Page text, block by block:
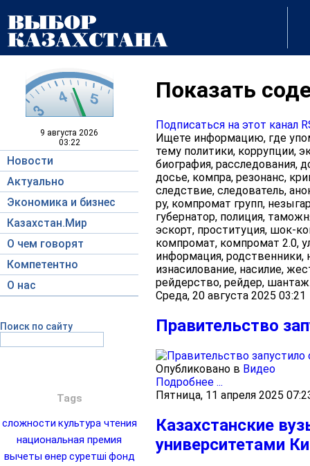
9 августа 2026
03:22
Новости
Актуально
Экономика и бизнес
Казахстан.Мир
О чем говорят
Компетентно
О нас
Поиск по сайту
Tags
сложности культура чтения
национальная премия
вычеты өнер суретшіфонд
Показать
Подписаться на этот канал
Ищете информацию, где
тему политики, коррупции,
биография, расследования,
досье, компра, резонанс,
следствие, следователь,
ру, компромат групп,
губернатор, полиция,
эскорт, проституция, шок-
компромат, компромат 2.0,
информация, родственники,
изнасилование, насилие,
рейдерство, рейдер,
Среда, 20 августа 2025 03:21
Правительство
Опубликовано в Видео
Подробнее ...
Пятница, 11 апреля 2025
Казахстанские
университетами